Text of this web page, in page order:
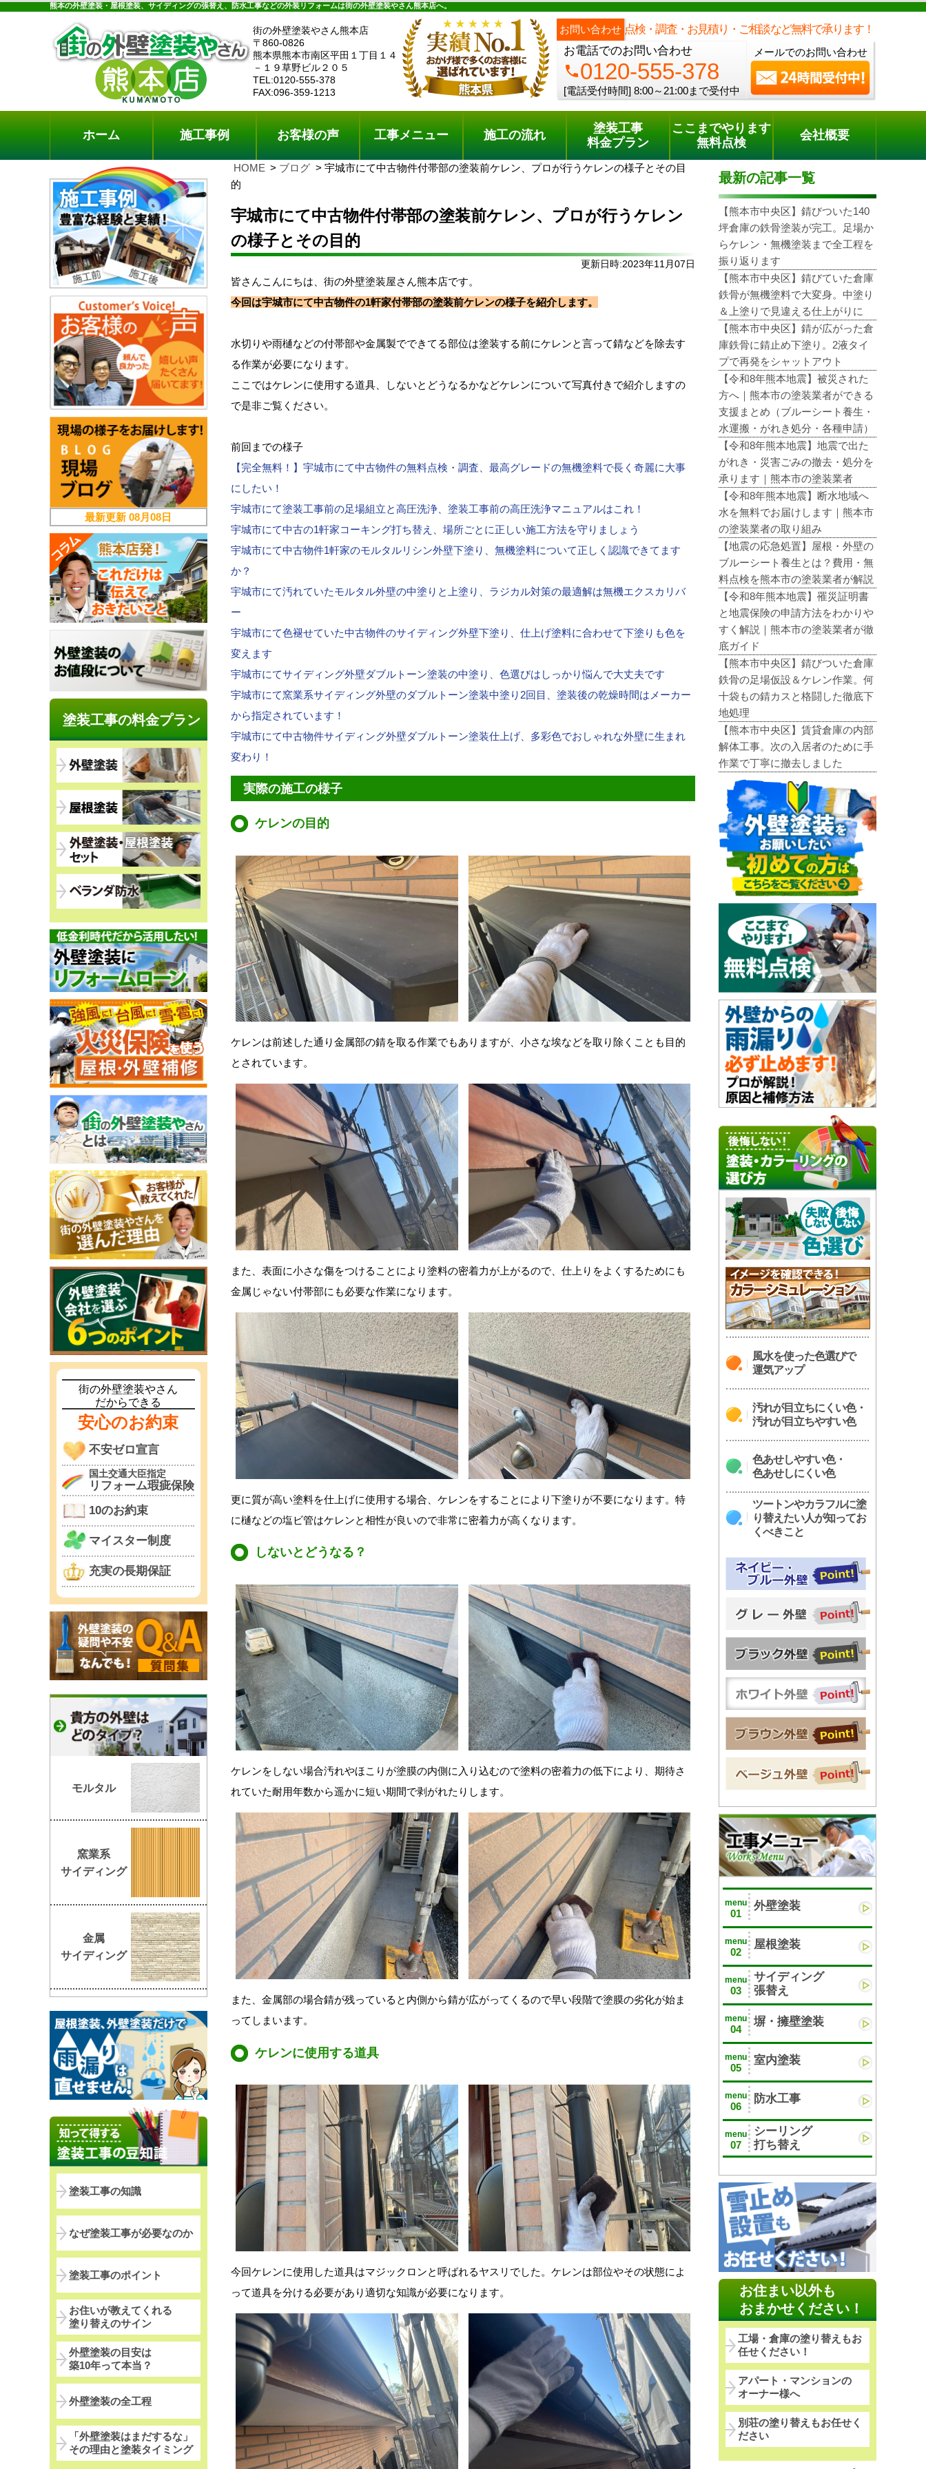
熊本の外壁塗装・屋根塗装、サイディングの張替え、防水工事などの外装リフォームは街の外壁塗装やさん熊本店へ。
街の外壁塗装やさん熊本店
〒860-0826
熊本県熊本市南区平田１丁目１４
－１９草野ビル２０５
TEL:0120-555-378
FAX:096-359-1213
お問い合わせ 点検・調査・お見積り・ご相談など無料で承ります！
お電話でのお問い合わせ
phone0120-555-378
[電話受付時間] 8:00～21:00まで受付中
メールでのお問い合わせ
料金プラン 無料点検
電話でのご相談 [8:00～21:00まで受付中]
phone0120-555-378
ホーム 施工事例 お客様の声 工事メニュー 施工の流れ
塗装工事
料金プラン
ここまでやります
無料点検
会社概要
HOME ブログ
宇城市にて中古物件付帯部の塗装前ケレン、プロが行うケレンの様子とその目
的
宇城市にて中古物件付帯部の塗装前ケレン、プロが行うケレン
の様子とその目的
更新日時:2023年11月07日
皆さんこんにちは、街の外壁塗装屋さん熊本店です。
今回は宇城市にて中古物件の1軒家付帯部の塗装前ケレンの様子を紹介します。
水切りや雨樋などの付帯部や金属製でできてる部位は塗装する前にケレンと言って錆などを除去す
る作業が必要になります。
ここではケレンに使用する道具、しないとどうなるかなどケレンについて写真付きで紹介しますの
で是非ご覧ください。
前回までの様子
【完全無料！】宇城市にて中古物件の無料点検・調査、最高グレードの無機塗料で長く奇麗に大事
にしたい！
宇城市にて塗装工事前の足場組立と高圧洗浄、塗装工事前の高圧洗浄マニュアルはこれ！
宇城市にて中古の1軒家コーキング打ち替え、場所ごとに正しい施工方法を守りましょう
宇城市にて中古物件1軒家のモルタルリシン外壁下塗り、無機塗料について正しく認識できてます
か？
宇城市にて汚れていたモルタル外壁の中塗りと上塗り、ラジカル対策の最適解は無機エクスカリバ
ー
宇城市にて色褪せていた中古物件のサイディング外壁下塗り、仕上げ塗料に合わせて下塗りも色を
変えます
宇城市にてサイディング外壁ダブルトーン塗装の中塗り、色選びはしっかり悩んで大丈夫です
宇城市にて窯業系サイディング外壁のダブルトーン塗装中塗り2回目、塗装後の乾燥時間はメーカー
から指定されています！
宇城市にて中古物件サイディング外壁ダブルトーン塗装仕上げ、多彩色でおしゃれな外壁に生まれ
変わり！
実際の施工の様子
ケレンの目的
ケレンは前述した通り金属部の錆を取る作業でもありますが、小さな埃などを取り除くことも目的
とされています。
また、表面に小さな傷をつけることにより塗料の密着力が上がるので、仕上りをよくするためにも
金属じゃない付帯部にも必要な作業になります。
更に質が高い塗料を仕上げに使用する場合、ケレンをすることにより下塗りが不要になります。特
に樋などの塩ビ管はケレンと相性が良いので非常に密着力が高くなります。
しないとどうなる？
ケレンをしない場合汚れやほこりが塗膜の内側に入り込むので塗料の密着力の低下により、期待さ
れていた耐用年数から遥かに短い期間で剥がれたりします。
また、金属部の場合錆が残っていると内側から錆が広がってくるので早い段階で塗膜の劣化が始ま
ってしまいます。
ケレンに使用する道具
今回ケレンに使用した道具はマジックロンと呼ばれるヤスリでした。ケレンは部位やその状態によ
って道具を分ける必要があり適切な知識が必要になります。
最新の記事一覧
【熊本市中央区】錆びついた140
坪倉庫の鉄骨塗装が完工。足場か
らケレン・無機塗装まで全工程を
振り返ります
【熊本市中央区】錆びていた倉庫
鉄骨が無機塗料で大変身。中塗り
＆上塗りで見違える仕上がりに
【熊本市中央区】錆が広がった倉
庫鉄骨に錆止め下塗り。2液タイ
プで再発をシャットアウト
【令和8年熊本地震】被災された
方へ｜熊本市の塗装業者ができる
支援まとめ（ブルーシート養生・
水運搬・がれき処分・各種申請）
【令和8年熊本地震】地震で出た
がれき・災害ごみの撤去・処分を
承ります｜熊本市の塗装業者
【令和8年熊本地震】断水地域へ
水を無料でお届けします｜熊本市
の塗装業者の取り組み
【地震の応急処置】屋根・外壁の
ブルーシート養生とは？費用・無
料点検を熊本市の塗装業者が解説
【令和8年熊本地震】罹災証明書
と地震保険の申請方法をわかりや
すく解説｜熊本市の塗装業者が徹
底ガイド
【熊本市中央区】錆びついた倉庫
鉄骨の足場仮設＆ケレン作業。何
十袋もの錆カスと格闘した徹底下
地処理
【熊本市中央区】賃貸倉庫の内部
解体工事。次の入居者のために手
作業で丁寧に撤去しました
風水を使った色選びで
運気アップ
汚れが目立ちにくい色・
汚れが目立ちやすい色
色あせしやすい色・
色あせしにくい色
ツートンやカラフルに塗
り替えたい人が知ってお
くべきこと
menu
01
外壁塗装
menu
02
屋根塗装
menu
03
サイディング
張替え
menu
04
塀・擁壁塗装
menu
05
室内塗装
menu
06
防水工事
menu
07
シーリング
打ち替え
お住まい以外も
おまかせください！
工場・倉庫の塗り替えもお
任せください！
アパート・マンションの
オーナー様へ
別荘の塗り替えもお任せく
ださい
最新更新08月08日
塗装工事の料金プラン
街の外壁塗装やさん
だからできる
安心のお約束
不安ゼロ宣言
国土交通大臣指定
リフォーム瑕疵保険
10のお約束
マイスター制度
充実の長期保証
モルタル
窯業系
サイディング
金属
サイディング
塗装工事の知識
なぜ塗装工事が必要なのか
塗装工事のポイント
お住いが教えてくれる
塗り替えのサイン
外壁塗装の目安は
築10年って本当？
外壁塗装の全工程
「外壁塗装はまだするな」
その理由と塗装タイミング